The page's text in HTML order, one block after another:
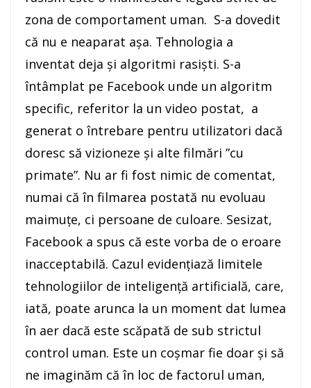
zona de comportament uman. S-a dovedit
că nu e neaparat așa. Tehnologia a
inventat deja și algoritmi rasiști. S-a
întâmplat pe Facebook unde un algoritm
specific, referitor la un video postat, a
generat o întrebare pentru utilizatori dacă
doresc să vizioneze și alte filmări ”cu
primate”. Nu ar fi fost nimic de comentat,
numai că în filmarea postată nu evoluau
maimuțe, ci persoane de culoare. Sesizat,
Facebook a spus că este vorba de o eroare
inacceptabilă. Cazul evidențiază limitele
tehnologiilor de inteligență artificială, care,
iată, poate arunca la un moment dat lumea
în aer dacă este scăpată de sub strictul
control uman. Este un coșmar fie doar și să
ne imaginăm că în loc de factorul uman,